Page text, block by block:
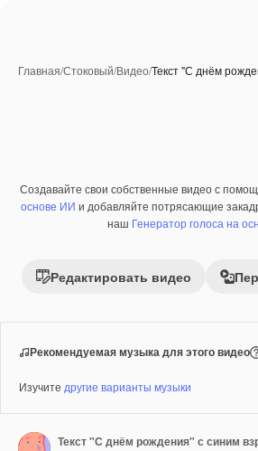
Главная/Стоковый/Видео/Текст "С днём
ПремиумСозданные при помощи ИИ
Создавайте свои собственные видео с
основе ИИ и добавляйте потрясающие
наш Генератор голоса на
Редактировать видео
Рекомендуемая музыка для этого видео
Изучите другие варианты музыки
Текст "С днём рождения" с синим